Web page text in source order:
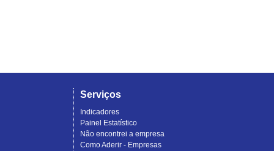
Serviços
Indicadores
Painel Estatístico
Não encontrei a empresa
Como Aderir - Empresas